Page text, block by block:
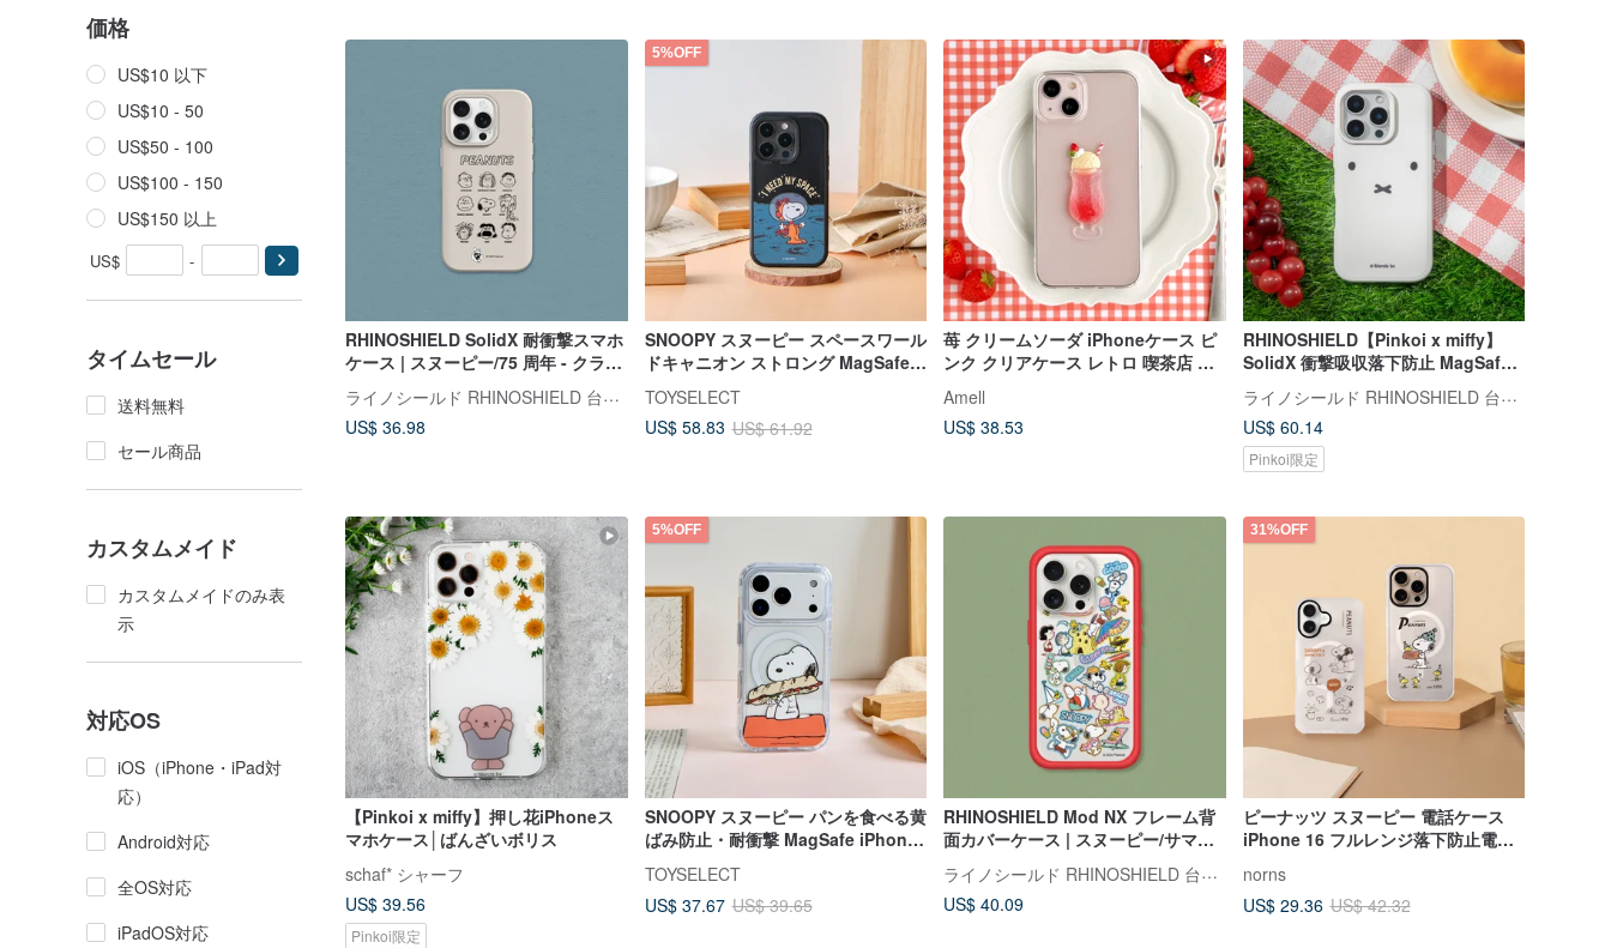
価格
US$10 以下
US$10 - 50
US$50 - 100
US$100 - 150
US$150 以上
US$ -
タイムセール
送料無料
セール商品
カスタムメイド
カスタムメイドのみ表
示
対応OS
iOS（iPhone・iPad対
応）
Android対応
全OS対応
iPadOS対応
RHINOSHIELD SolidX 耐衝撃スマホ
ケース | スヌーピー/75 周年 - クラシ
ライノシールド RHINOSHIELD 台湾公式ストア
US$ 36.98
5%OFF
SNOOPY スヌーピー スペースワール
ドキャニオン ストロング MagSafe
iPhone ケース
TOYSELECT
US$ 58.83 US$ 61.92
苺 クリームソーダ iPhoneケース ピ
ンク クリアケース レトロ 喫茶店 フ
ェイクスイーツ iPhone17
Amell
US$ 38.53
RHINOSHIELD【Pinkoi x miffy】
SolidX 衝撃吸収落下防止 MagSafe
対応スマホケース - ミッフィーを近
くに
ライノシールド RHINOSHIELD 台湾公式ストア
US$ 60.14
Pinkoi限定
【Pinkoi x miffy】押し花iPhoneス
マホケース│ばんざいボリス
schaf* シャーフ
US$ 39.56
Pinkoi限定
5%OFF
SNOOPY スヌーピー パンを食べる黄
ばみ防止・耐衝撃 MagSafe iPhone
ケース
TOYSELECT
US$ 37.67 US$ 39.65
RHINOSHIELD Mod NX フレーム背
面カバーケース | スヌーピー/サマー
アクティビティ for iPhone
ライノシールド RHINOSHIELD 台湾公式ストア
US$ 40.09
31%OFF
ピーナッツ スヌーピー 電話ケース
iPhone 16 フルレンジ落下防止電話
norns
US$ 29.36 US$ 42.32